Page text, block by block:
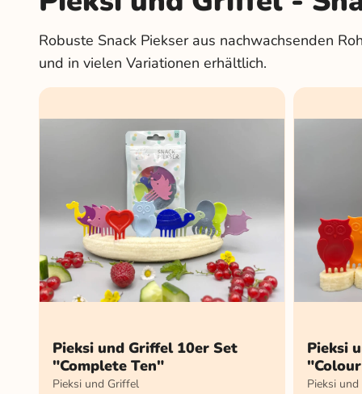
Robuste Snack Piekser aus nachwachsenden
und in vielen Variationen erhältlich.
Pieksi und Griffel 10er Set
"Complete Ten"
Pieksi und Griffel
Pieksi
Pieksi